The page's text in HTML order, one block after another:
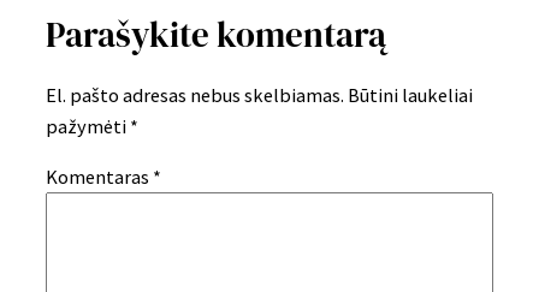
Parašykite komentarą
El. pašto adresas nebus skelbiamas. Būtini laukeliai
pažymėti *
Komentaras *